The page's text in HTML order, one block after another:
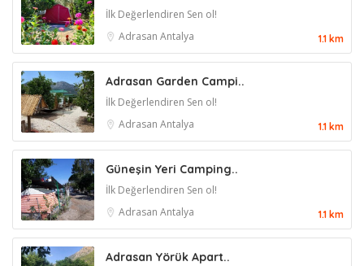
İlk Değerlendiren Sen ol!
Adrasan Antalya 1.1 km
Adrasan Garden Campi..
İlk Değerlendiren Sen ol!
Adrasan Antalya 1.1 km
Güneşin Yeri Camping..
İlk Değerlendiren Sen ol!
Adrasan Antalya 1.1 km
Adrasan Yörük Apart..